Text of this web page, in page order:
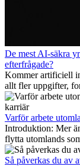
De mest AI-säkra
efterfrågade?
Kommer artificiell
allt fler uppgifter,
även 2026. I den
vara mest
viktiga på lång sikt
attraktiva
Varför arbete
Introduktion: Mer
flytta utomlands
Men bortom
Så påverkas du av